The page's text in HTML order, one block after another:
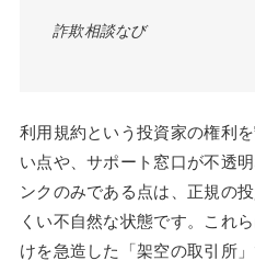
詐欺相談なび
利用規約という投資家の権利
い点や、サポート窓口が不透
ンクのみである点は、正規の
くい不自然な状態です。これ
けを急造した「架空の取引所